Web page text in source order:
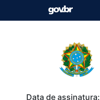
Data de assinatura: